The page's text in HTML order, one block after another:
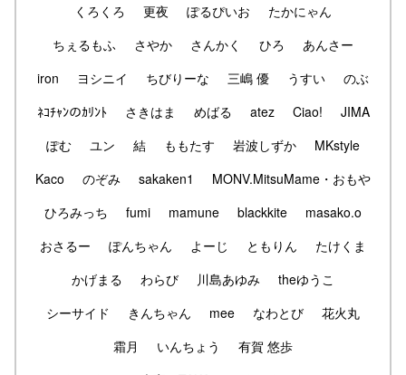
くろくろ
更夜 ぽるぴいお
たかにゃん
ちぇるもふ
さやか さんかく ひろ
あんさー
iron
ヨシニイ ちびりーな 三嶋 優 うすい
のぶ
ﾈｺﾁｬﾝのｶﾘﾝﾄ
さきはま めばる atez Ciao!
JIMA
ぽむ
ユン 結 ももたす 岩波しずか
MKstyle
Kaco
のぞみ sakaken1
MONV.MitsuMame・おもや
ひろみっち
fumi mamune blackkite
masako.o
おさるー
ぽんちゃん よーじ ともりん
たけくま
かげまる
わらび 川島あゆみ
theゆうこ
シーサイド
きんちゃん mee なわとび
花火丸
霜月
いんちょう
有賀 悠歩